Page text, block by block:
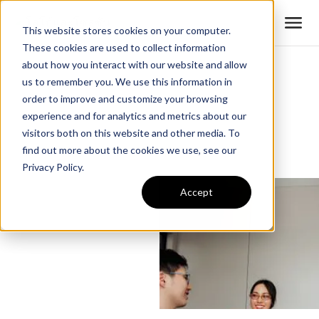
This website stores cookies on your computer.
These cookies are used to collect information
about how you interact with our website and allow
us to remember you. We use this information in
order to improve and customize your browsing
experience and for analytics and metrics about our
visitors both on this website and other media. To
find out more about the cookies we use, see our
Privacy Policy.
Accept